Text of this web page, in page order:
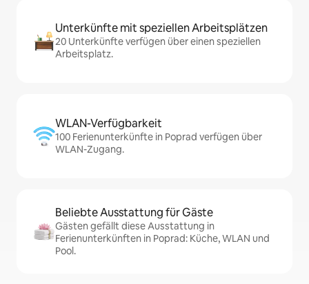
Unterkünfte mit speziellen Arbeitsplätzen
20 Unterkünfte verfügen über einen speziellen
Arbeitsplatz.
WLAN-Verfügbarkeit
100 Ferienunterkünfte in Poprad verfügen über
WLAN-Zugang.
Beliebte Ausstattung für Gäste
Gästen gefällt diese Ausstattung in
Ferienunterkünften in Poprad: Küche, WLAN und
Pool.